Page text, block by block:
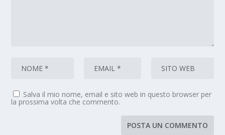
Salva il mio nome, email e sito web in questo browser per
la prossima volta che commento.